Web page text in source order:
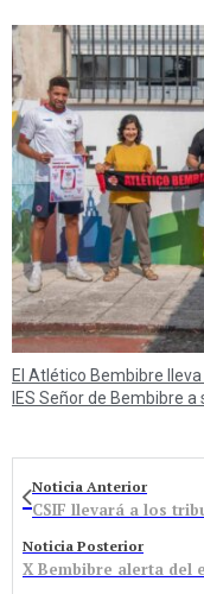
El Atlético Bembibre
IES Señor de Bembibre
Noticia Anterior
Noticia Posterior